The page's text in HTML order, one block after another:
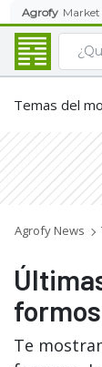
Agrofy Market
Temas del
Agrofy News
Te